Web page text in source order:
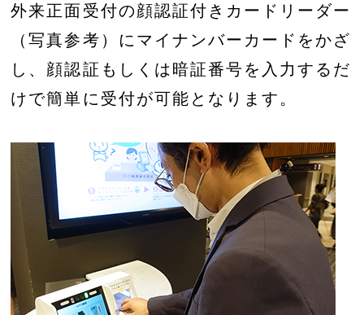
外来正面受付の顔認証付きカードリーダー
（写真参考）にマイナンバーカードをかざ
し、顔認証もしくは暗証番号を入力するだ
けで簡単に受付が可能となります。